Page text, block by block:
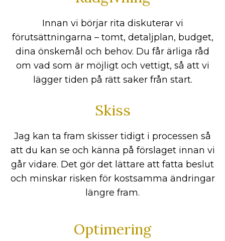
Innan vi börjar rita diskuterar vi
förutsättningarna – tomt, detaljplan, budget,
dina önskemål och behov. Du får ärliga råd
om vad som är möjligt och vettigt, så att vi
lägger tiden på rätt saker från start.
Skiss
Jag kan ta fram skisser tidigt i processen så
att du kan se och känna på förslaget innan vi
går vidare. Det gör det lättare att fatta beslut
och minskar risken för kostsamma ändringar
längre fram.
Optimering